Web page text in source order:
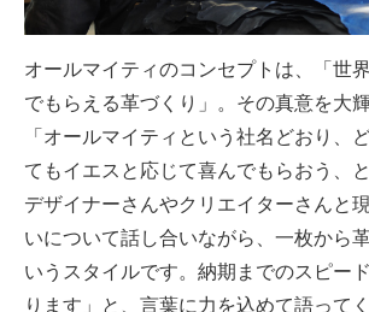
オールマイティのコンセプトは、「世
でもらえる革づくり」。その真意を大
「オールマイティという社名どおり、
てもイエスと応じて喜んでもらおう、と
デザイナーさんやクリエイターさんと
いについて話し合いながら、一枚から
いうスタイルです。納期までのスピー
ります」と、言葉に力を込めて語って